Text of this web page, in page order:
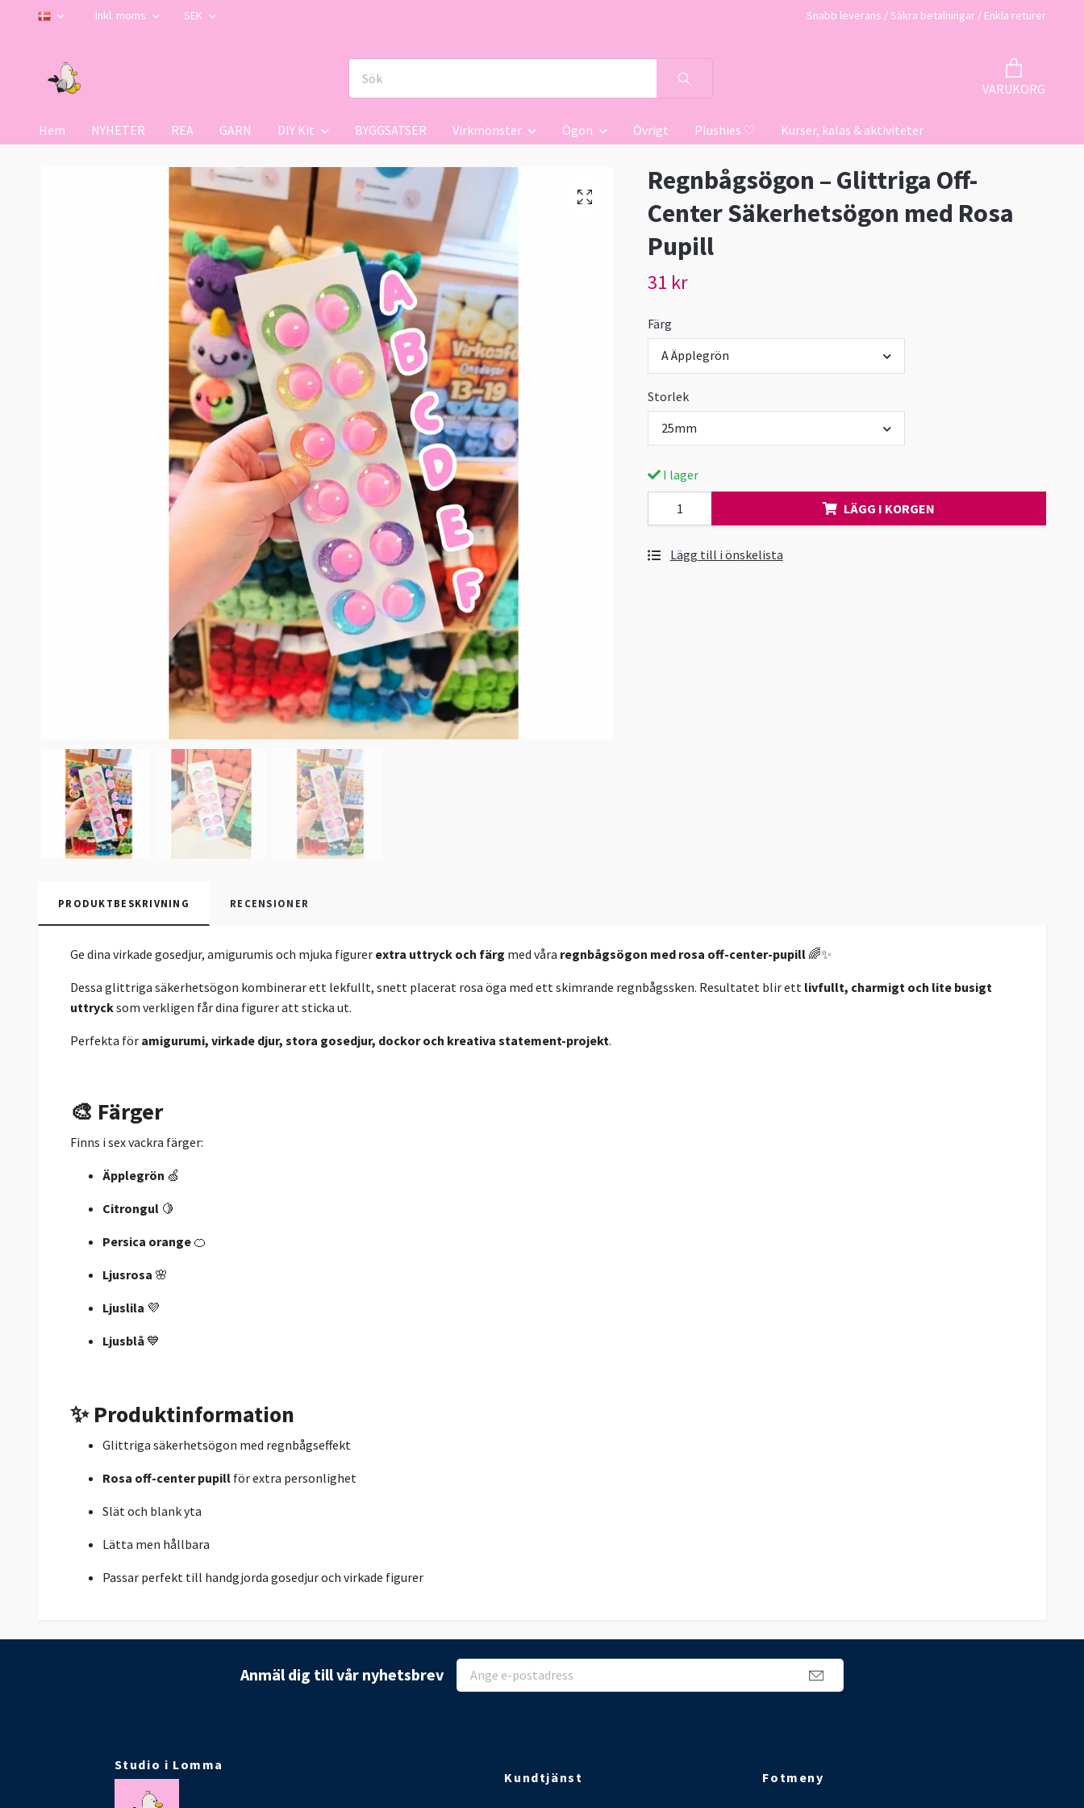
Inkl. moms SEK Snabb leverans / Säkra betalningar / Enkla returer
VARUKORG
Hem NYHETER REA GARN DIY Kit BYGGSATSER Virkmönster Ögon Övrigt Plushies ♡ Kurser, kalas & aktiviteter
Regnbågsögon – Glittriga Off-
Center Säkerhetsögon med Rosa
Pupill
31 kr
Färg
A Äpplegrön
Storlek
25mm
I lager
LÄGG I KORGEN
Lägg till i önskelista
PRODUKTBESKRIVNING RECENSIONER
Ge dina virkade gosedjur, amigurumis och mjuka figurer extra uttryck och färg med våra regnbågsögon med rosa off-center-pupill 🌈✨
Dessa glittriga säkerhetsögon kombinerar ett lekfullt, snett placerat rosa öga med ett skimrande regnbågssken. Resultatet blir ett livfullt, charmigt och lite busigt
uttrycksom verkligen får dina figurer att sticka ut.
Perfekta för amigurumi, virkade djur, stora gosedjur, dockor och kreativa statement-projekt.
🎨 Färger
Finns i sex vackra färger:
Äpplegrön 🍏
Citrongul 🍋
Persica orange 🍊
Ljusrosa 🌸
Ljuslila 💜
Ljusblå 💙
✨Produktinformation
Glittriga säkerhetsögon med regnbågseffekt
Rosa off-center pupill för extra personlighet
Slät och blank yta
Lätta men hållbara
Passar perfekt till handgjorda gosedjur och virkade figurer
Anmäl dig till vår nyhetsbrev
Studio i Lomma
Kundtjänst
Fotmeny